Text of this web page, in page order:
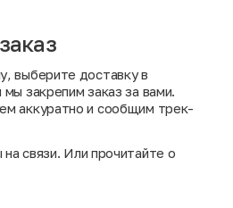
выберите доставку в
закрепим заказ за вами.
аккуратно и сообщим трек-
связи. Или прочитайте о